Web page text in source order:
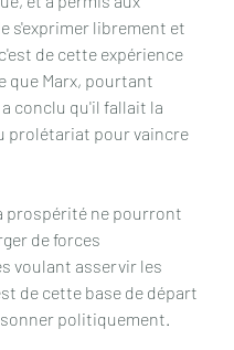
s'exprimer librement et
de cette expérience
que Marx, pourtant
conclu qu'il fallait la
prolétariat pour vaincre
prospérité ne pourront
de forces
voulant asservir les
de cette base de départ
politiquement.